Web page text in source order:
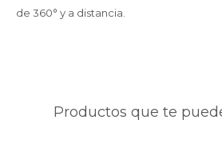
de 360° y a distancia.
Productos que te